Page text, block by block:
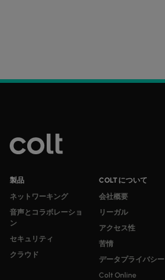
製品
ネットワーキング
音声とコラボレーショ
ン
セキュリティ
クラウド
COLTについて
会社概要
リーガル
アクセス性
苦情
データプライバシー
Colt Online